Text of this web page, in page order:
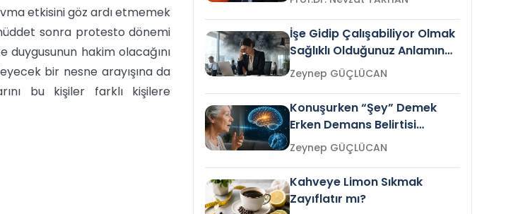
etkisini göz ardı etmemek
sonra protesto dönemi
duygusunun hakim olacağını
bir nesne arayışına da
bu kişiler farklı kişilere
İşe Gidip Çalışabiliyor Olmak
Sağlıklı Olduğunuz Anlamına
Gelir mi?Zeynep GÜÇLÜCAN
Konuşurken “Şey” Demek
Erken Demans Belirtisi
Olabilir mi?Zeynep GÜÇLÜCAN
Kahveye Limon Sıkmak
Zayıflatır mı?